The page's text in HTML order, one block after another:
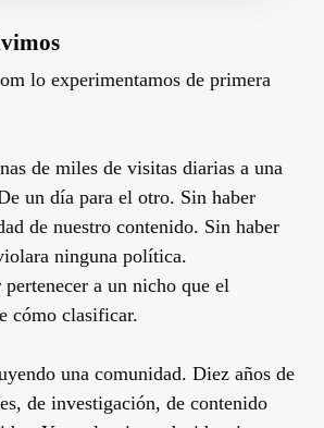
lo experimentamos de primera
de miles de visitas diarias a una
un día para el otro. Sin haber
de nuestro contenido. Sin haber
ninguna política.
a un nicho que el
cómo clasificar.
una comunidad. Diez años de
de investigación, de contenido